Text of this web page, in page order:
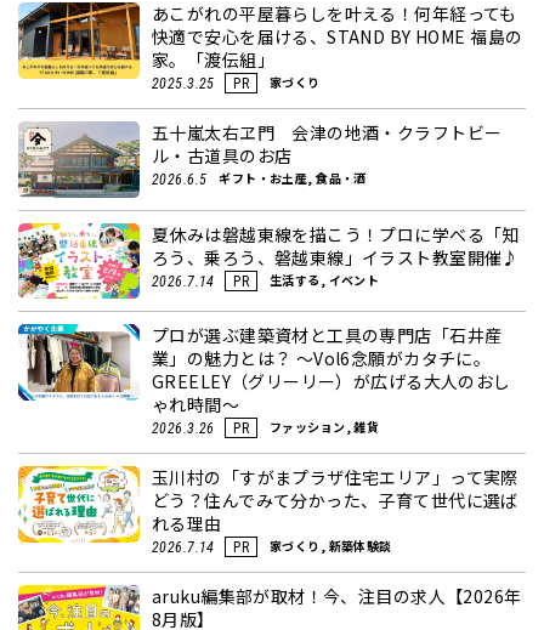
あこがれの平屋暮らしを叶える！何年経っても
快適で安心を届ける、STAND BY HOME 福島の
家。「渡伝組」
2025.3.25 PR 家づくり
五十嵐太右ヱ門 会津の地酒・クラフトビー
ル・古道具のお店
2026.6.5 ギフト・お土産, 食品・酒
夏休みは磐越東線を描こう！プロに学べる「知
ろう、乗ろう、磐越東線」イラスト教室開催♪
2026.7.14 PR 生活する, イベント
プロが選ぶ建築資材と工具の専門店「石井産
業」の魅力とは？ ～Vol6念願がカタチに。
GREELEY（グリーリー）が広げる大人のおし
ゃれ時間～
2026.3.26 PR ファッション, 雑貨
玉川村の「すがまプラザ住宅エリア」って実際
どう？住んでみて分かった、子育て世代に選ば
れる理由
2026.7.14 PR 家づくり, 新築体験談
aruku編集部が取材！今、注目の求人【2026年
8月版】